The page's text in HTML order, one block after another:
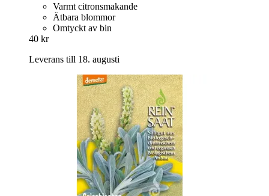
Varmt citronsmakande
Ätbara blommor
Omtyckt av bin
40 kr
Leverans till 18. augusti